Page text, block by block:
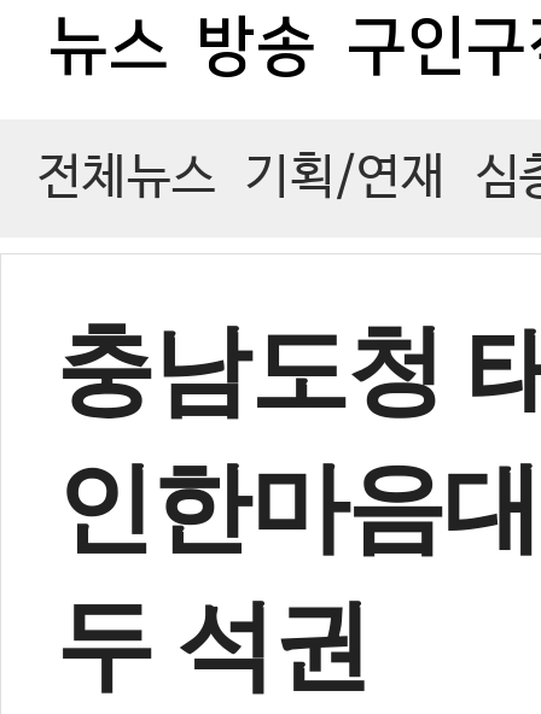
뉴스 방송 구인
전체뉴스 기획/연재 심
충남도청
인한마음
두 석권